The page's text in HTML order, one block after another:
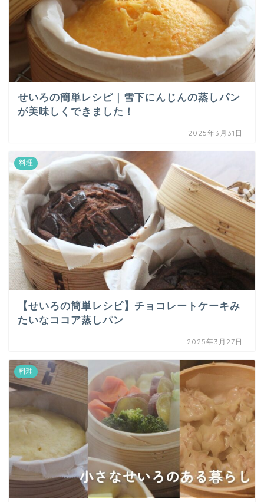
せいろの簡単レシピ｜雪下にんじんの蒸しパン
が美味しくできました！
2025年3月31日
料理
【せいろの簡単レシピ】チョコレートケーキみ
たいなココア蒸しパン
2025年3月27日
料理